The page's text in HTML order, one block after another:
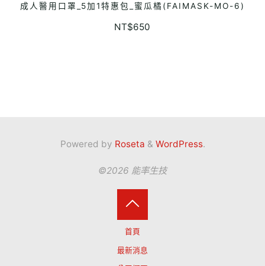
ADD TO CART
成人醫用口罩_5加1特惠包_蜜瓜橘(FAIMASK-MO-6)
NT$650
Powered by Roseta & WordPress.
©2026 能率生技
首頁
最新消息
Back
to